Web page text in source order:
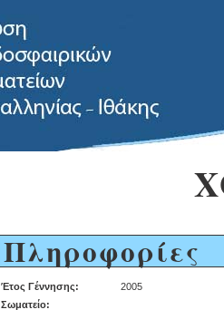
Πληροφορίες
Έτος Γέννησης:
2005
Σωματείο: